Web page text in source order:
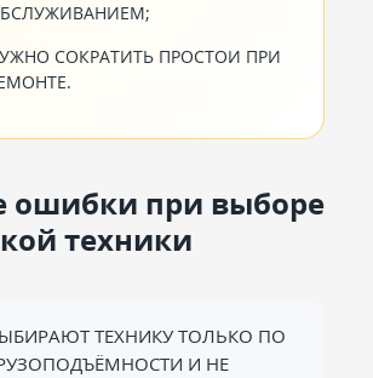
СОКРАТИТЬ ПРОСТОИ ПРИ
ошибки при выборе
техники
ТЕХНИКУ ТОЛЬКО ПО
И НЕ